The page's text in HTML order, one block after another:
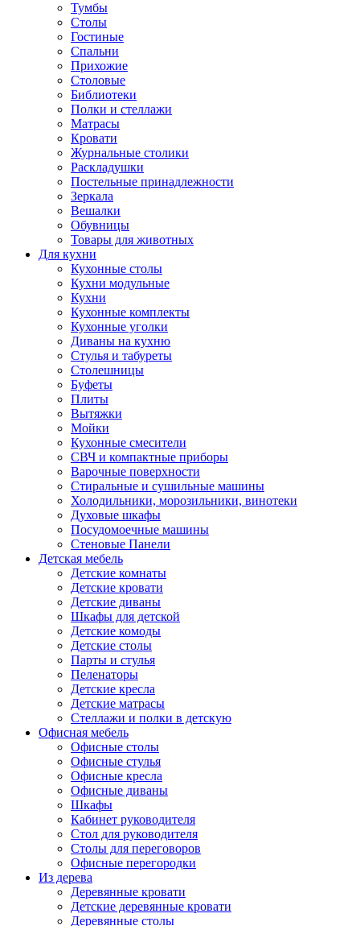
Тумбы
Столы
Гостиные
Спальни
Прихожие
Столовые
Библиотеки
Полки и стеллажи
Матрасы
Кровати
Журнальные столики
Раскладушки
Постельные принадлежности
Зеркала
Вешалки
Обувницы
Товары для животных
Для кухни
Кухонные столы
Кухни модульные
Кухни
Кухонные комплекты
Кухонные уголки
Диваны на кухню
Стулья и табуреты
Столешницы
Буфеты
Плиты
Вытяжки
Мойки
Кухонные смесители
СВЧ и компактные приборы
Варочные поверхности
Стиральные и сушильные машины
Холодильники, морозильники, винотеки
Духовые шкафы
Посудомоечные машины
Стеновые Панели
Детская мебель
Детские комнаты
Детские кровати
Детские диваны
Шкафы для детской
Детские комоды
Детские столы
Парты и стулья
Пеленаторы
Детские кресла
Детские матрасы
Стеллажи и полки в детскую
Офисная мебель
Офисные столы
Офисные стулья
Офисные кресла
Офисные диваны
Шкафы
Кабинет руководителя
Стол для руководителя
Столы для переговоров
Офисные перегородки
Из дерева
Деревянные кровати
Детские деревянные кровати
Деревянные столы